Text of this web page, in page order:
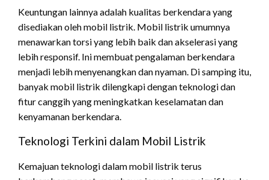
Keuntungan lainnya adalah kualitas berkendara yang
disediakan oleh mobil listrik. Mobil listrik umumnya
menawarkan torsi yang lebih baik dan akselerasi yang
lebih responsif. Ini membuat pengalaman berkendara
menjadi lebih menyenangkan dan nyaman. Di samping itu,
banyak mobil listrik dilengkapi dengan teknologi dan
fitur canggih yang meningkatkan keselamatan dan
kenyamanan berkendara.
Teknologi Terkini dalam Mobil Listrik
Kemajuan teknologi dalam mobil listrik terus